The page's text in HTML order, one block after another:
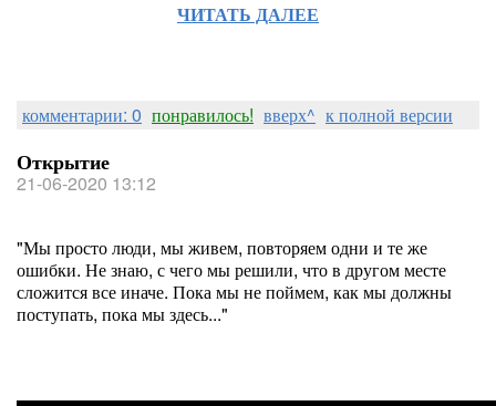
ЧИТАТЬ ДАЛЕЕ
комментарии: 0 понравилось! вверх^ к полной версии
Открытие
21-06-2020 13:12
"Мы просто люди, мы живем, повторяем одни и те же
ошибки. Не знаю, с чего мы решили, что в другом месте
сложится все иначе. Пока мы не поймем, как мы должны
поступать, пока мы здесь..."